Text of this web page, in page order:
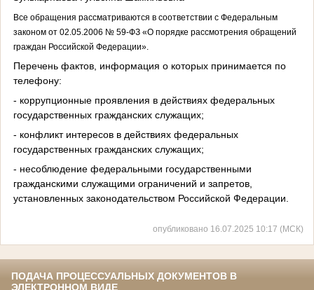
Все обращения рассматриваются в соответствии с Федеральным
законом от 02.05.2006 № 59-ФЗ «О порядке рассмотрения обращений
граждан Российской Федерации».
Перечень фактов, информация о которых принимается по
телефону:
- коррупционные проявления в действиях федеральных
государственных гражданских служащих;
- конфликт интересов в действиях федеральных
государственных гражданских служащих;
- несоблюдение федеральными государственными
гражданскими служащими ограничений и запретов,
установленных законодательством Российской Федерации.
опубликовано 16.07.2025 10:17 (МСК)
ПОДАЧА ПРОЦЕССУАЛЬНЫХ ДОКУМЕНТОВ В
ЭЛЕКТРОННОМ ВИДЕ